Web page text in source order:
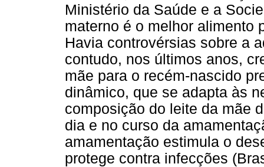
Ministério da Saúde e a
materno é o melhor alimento
Havia controvérsias sobre a
contudo, nos últimos anos,
mãe para o recém-nascido
dinâmico, que se adapta às
composição do leite da mãe
dia e no curso da
amamentação estimula o
protege contra infecções